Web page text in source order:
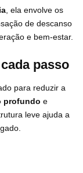
, ela envolve os
de descanso
e bem-estar.
passo
para reduzir a
profundo e
leve ajuda a